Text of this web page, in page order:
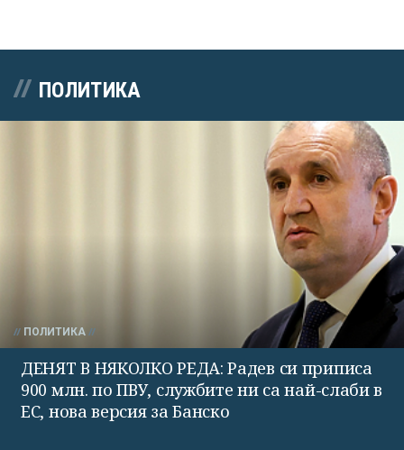
ПОЛИТИКА
ПОЛИТИКА
ДЕНЯТ В НЯКОЛКО РЕДА: Радев си приписа
900 млн. по ПВУ, службите ни са най-слаби в
ЕС, нова версия за Банско